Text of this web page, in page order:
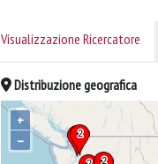
Visualizzazione Ricercatore
Distribuzione geografica
+
–